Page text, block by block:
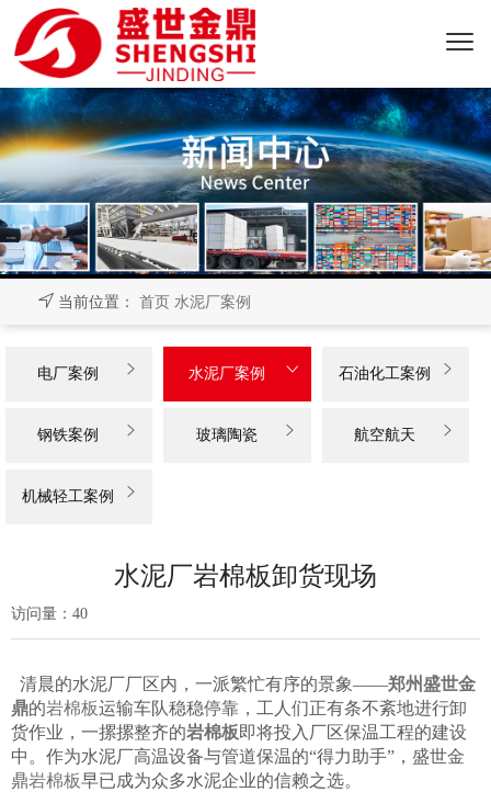
当前位置： 首页 水泥厂案例
电厂案例  水泥厂案例  石油化工案例 
钢铁案例  玻璃陶瓷  航空航天 
机械轻工案例 
水泥厂岩棉板卸货现场
访问量： 40
清晨的水泥厂厂区内，一派繁忙有序的景象——郑州盛世金
鼎的岩棉板运输车队稳稳停靠，工人们正有条不紊地进行卸
货作业，一摞摞整齐的岩棉板即将投入厂区保温工程的建设
中。作为水泥厂高温设备与管道保温的“得力助手”，盛世金
鼎岩棉板早已成为众多水泥企业的信赖之选。